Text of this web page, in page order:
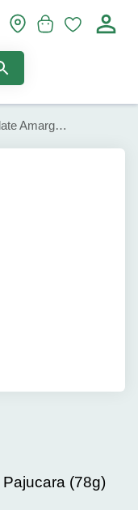
Sorbeto de Chocolate Amargo Pajucara (78g)
(78g)